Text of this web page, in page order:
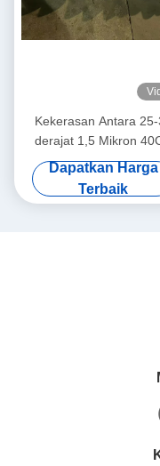
Kekerasan Antara
derajat 1,5 Mikron
Mesin Teknik Rod
Dapatkan Harga
Terbaik